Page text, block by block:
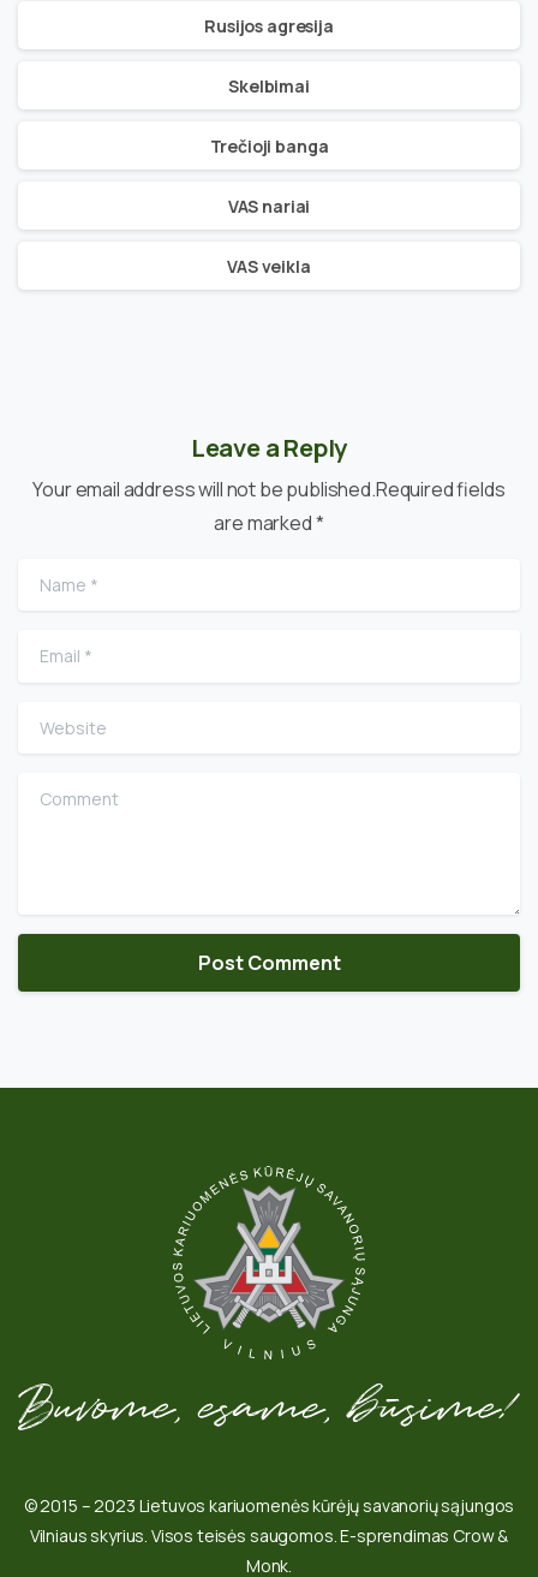
Rusijos agresija
Skelbimai
Trečioji banga
VAS nariai
VAS veikla
Leave a Reply
Your email address will not be published.Required fields
are marked *
Name
Email
Website
Comment
© 2015 – 2023 Lietuvos kariuomenės kūrėjų savanorių sąjungos
Vilniaus skyrius. Visos teisės saugomos. E-sprendimas Crow &
Monk.